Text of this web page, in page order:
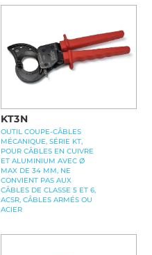
KT3N
OUTIL COUPE-CÂBLES
MÉCANIQUE, SÉRIE KT,
POUR CÂBLES EN CUIVRE
ET ALUMINIUM AVEC Ø
MAX DE 34 MM, NE
CONVIENT PAS AUX
CÂBLES DE CLASSE 5 ET 6,
ACSR, CÂBLES ARMÉS OU
ACIER